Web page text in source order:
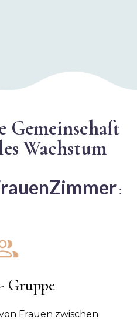
Gemeinschaft
Wachstum
:
Gruppe
Frauen zwischen